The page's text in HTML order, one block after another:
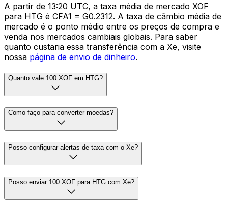
A partir de 13:20 UTC, a taxa média de mercado XOF
para HTG é CFA1 = G0.2312. A taxa de câmbio média de
mercado é o ponto médio entre os preços de compra e
venda nos mercados cambiais globais. Para saber
quanto custaria essa transferência com a Xe, visite
nossa página de envio de dinheiro.
Quanto vale 100 XOF em HTG?
Como faço para converter moedas?
Posso configurar alertas de taxa com o Xe?
Posso enviar 100 XOF para HTG com Xe?